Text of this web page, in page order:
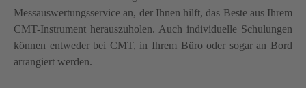
Messauswertungsservice an, der Ihnen hilft, das Beste aus Ihrem
CMT-Instrument herauszuholen. Auch individuelle Schulungen
können entweder bei CMT, in Ihrem Büro oder sogar an Bord
arrangiert werden.